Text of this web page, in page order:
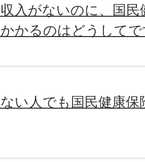
入がないのに、国民
かるのはどうして
い人でも国民健康